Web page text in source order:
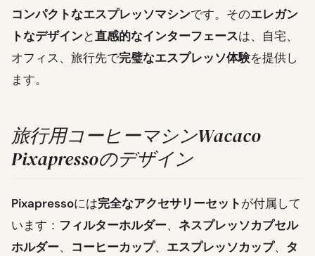
コンパクトなエスプレッソマシンです。そのエレガン
トなデザインと直感的なインターフェースは、自宅、
オフィス、旅行先で完璧なエスプレッソ体験を提供し
ます。
旅行用コーヒーマシンWacaco
Pixapressoのデザイン
Pixapressoには完全なアクセサリーセットが付属して
います： フィルターホルダー、 ネスプレッソカプセル
ホルダー、 コーヒーカップ、 エスプレッソカップ、 タ